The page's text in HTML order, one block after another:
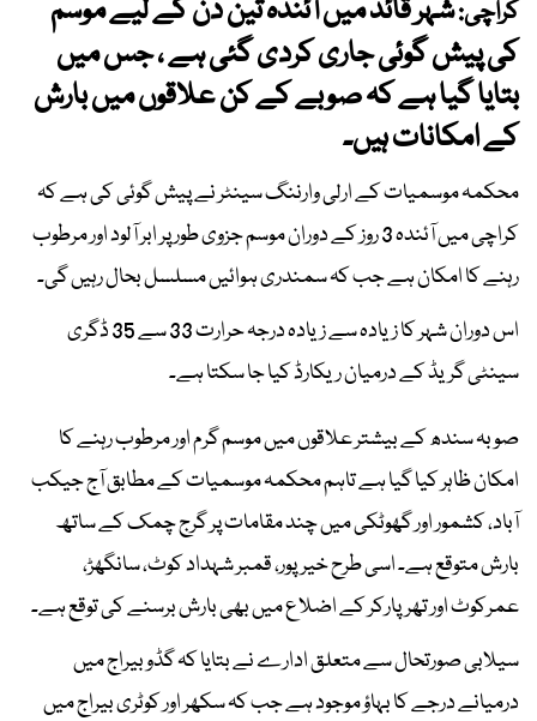
کراچی:شہر قائد میں آئندہ تین دن کے لیے موسم
کی پیش گوئی جاری کردی گئی ہے ، جس میں
بتایا گیا ہے کہ صوبے کے کن علاقوں میں بارش
کے امکانات ہیں۔
محکمہ موسمیات کے ارلی وارننگ سینٹر نے پیش گوئی کی ہے کہ
کراچی میں آئندہ 3 روز کے دوران موسم جزوی طور پر ابر آلود اور مرطوب
رہنے کا امکان ہے جب کہ سمندری ہوائیں مسلسل بحال رہیں گی۔
اس دوران شہر کا زیادہ سے زیادہ درجہ حرارت 33 سے 35 ڈگری
سینٹی گریڈ کے درمیان ریکارڈ کیا جا سکتا ہے۔
صوبہ سندھ کے بیشتر علاقوں میں موسم گرم اور مرطوب رہنے کا
امکان ظاہر کیا گیا ہے تاہم محکمہ موسمیات کے مطابق آج جیکب
آباد، کشمور اور گھوٹکی میں چند مقامات پر گرج چمک کے ساتھ
بارش متوقع ہے۔ اسی طرح خیرپور، قمبر شہداد کوٹ، سانگھڑ،
عمرکوٹ اور تھرپارکر کے اضلاع میں بھی بارش برسنے کی توقع ہے۔
سیلابی صورتحال سے متعلق ادارے نے بتایا کہ گڈو بیراج میں
درمیانے درجے کا بہاؤ موجود ہے جب کہ سکھر اور کوٹری بیراج میں